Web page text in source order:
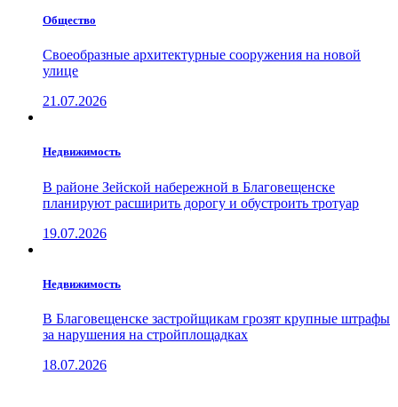
Общество
Своеобразные архитектурные сооружения на новой
улице
21.07.2026
Недвижимость
В районе Зейской набережной в Благовещенске
планируют расширить дорогу и обустроить тротуар
19.07.2026
Недвижимость
В Благовещенске застройщикам грозят крупные штрафы
за нарушения на стройплощадках
18.07.2026